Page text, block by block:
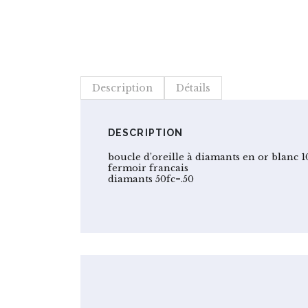
Description Détails
DESCRIPTION
boucle d’oreille à diamants en or blanc
fermoir francais
diamants 50fc=.50